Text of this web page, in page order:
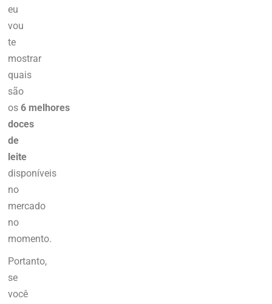
eu
vou
te
mostrar
quais
são
os 6 melhores
doces
de
leite
disponíveis
no
mercado
no
momento.
Portanto,
se
você